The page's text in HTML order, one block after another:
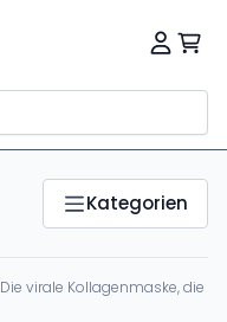
Kategorien
Die virale Kollagenmaske, die